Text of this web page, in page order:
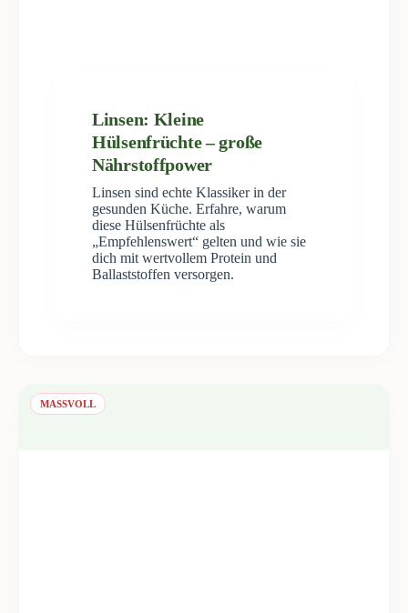
Linsen: Kleine
Hülsenfrüchte – große
Nährstoffpower
Linsen sind echte Klassiker in der
gesunden Küche. Erfahre, warum
diese Hülsenfrüchte als
„Empfehlenswert“ gelten und wie sie
dich mit wertvollem Protein und
Ballaststoffen versorgen.
MASSVOLL